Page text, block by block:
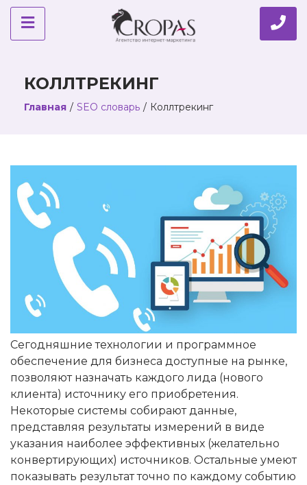
КОЛЛТРЕКИНГ
Главная / SEO словарь / Коллтрекинг
Сегодняшние технологии и программное
обеспечение для бизнеса доступные на рынке,
позволяют назначать каждого лида (нового
клиента) источнику его приобретения.
Некоторые системы собирают данные,
представляя результаты измерений в виде
указания наиболее эффективных (желательно
конвертирующих) источников. Остальные умеют
показывать результат точно по каждому событию